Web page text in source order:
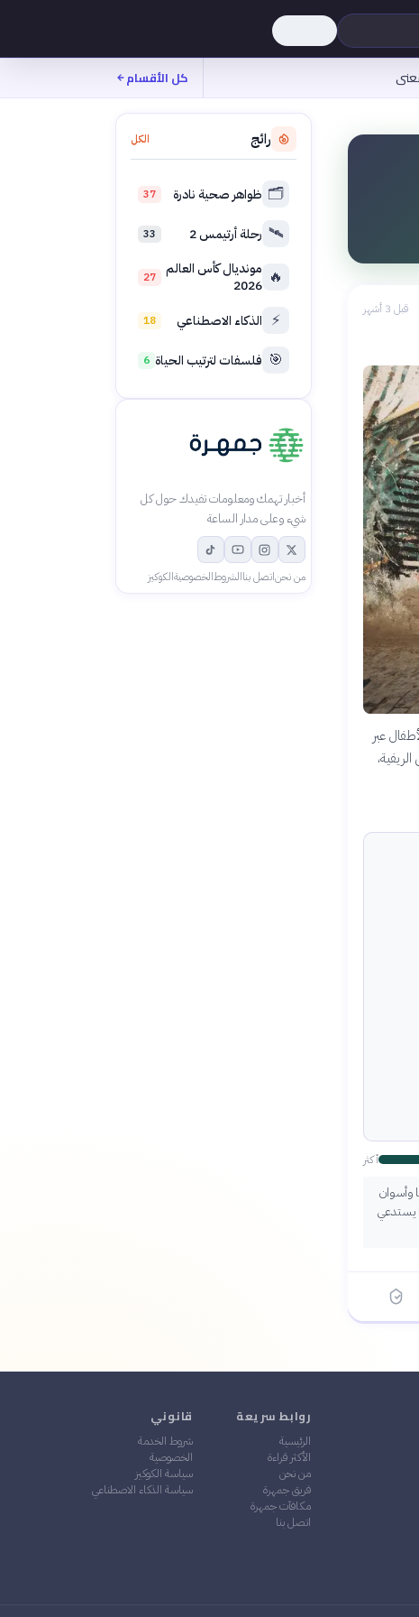
كل الأقسام
قبل 3 أشهر
عبر
أكثر
وأسوان
مما يستدعي
رائج الكل
🗂️ ظواهر صحية نادرة 37
🛰️ رحلة أرتيمس 2 33
🔥 مونديال كأس العالم
2026
27
⚡ الذكاء الاصطناعي 18
🎯 فلسفات لترتيب الحياة 6
أخبار تهمك ومعلومات تفيدك حول كل
شيء وعلى مدار الساعة
من نحناتصل بناالشروطالخصوصيةالكوكيز
روابط سريعة
الرئيسية
الأكثر قراءة
من نحن
فريق جمهرة
مكافآت جمهرة
اتصل بنا
قانوني
شروط الخدمة
الخصوصية
سياسة الكوكيز
سياسة الذكاء الاصطناعي